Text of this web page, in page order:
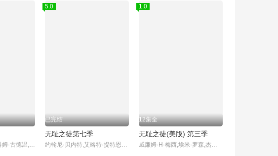
阿兰·里奇森,马尔科姆·古德温,薇拉·菲茨杰拉德,克莉斯汀·克鲁克,布鲁斯·麦克吉尔,克里斯·韦伯斯特,哈维·吉兰,马克斯威尔·詹金斯,库里·格拉汉姆,马克·本达维德,威利·C·卡彭特,乔纳森考斯庚,Leslie Fray,Gavin White,马修·马斯登,拉娜·珍·科洛斯特奇,阿莉·约翰逊,迪伦·特罗布里奇,休·汤普森,玛丽亚·斯坦,伊里·哈姆,克里斯托弗·拉塞尔,亚历桑德拉·卡斯蒂略,布雷
5.0
已完结
无耻之徒第七季
‎约翰尼·贝内特‎,艾略特·提特恩索,肖恩·吉尔德,西伦·格里菲思,Tina Malone,大卫·斯瑞弗,杰拉德·基恩斯
1.0
12集全
无耻之徒(美版) 第三季
威廉姆·H·梅西,埃米·罗森,杰瑞米·艾伦·怀特,伊森·卡特科斯基,卡梅隆·莫纳汉,史蒂夫·豪威,珊诺拉·汉普顿,艾玛·肯尼,妮科尔·布鲁姆,马修·博兰,艾米莉·贝吉尔,琼·库萨克,德蒙特·莫罗尼,诺尔·费舍,迈克尔·帕特里克·麦克吉尔,亚当凯格瑞,杰里米·杰克逊,史蒂夫·卡兹